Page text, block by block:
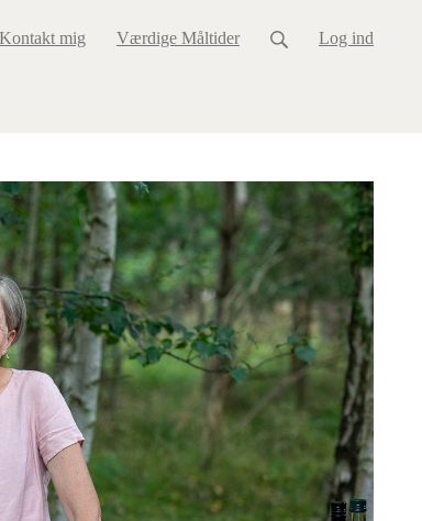
Kontakt mig Værdige Måltider Log ind